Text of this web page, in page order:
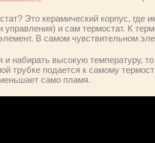
Это керамический корпус, где
управления) и сам термостат. К
В самом чувствительном
и набирать высокую температуру,
трубке подается к самому
само пламя.